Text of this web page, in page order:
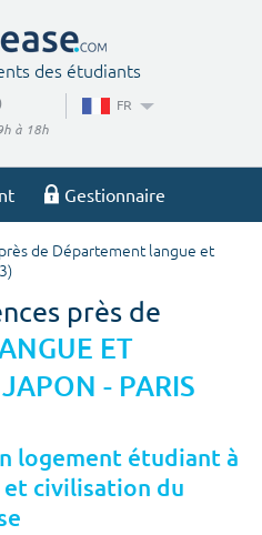
des étudiants
à 18h
FR
Gestionnaire
€
Surface max
de Département langue et
près de
ET
- PARIS
logement étudiant à
civilisation du